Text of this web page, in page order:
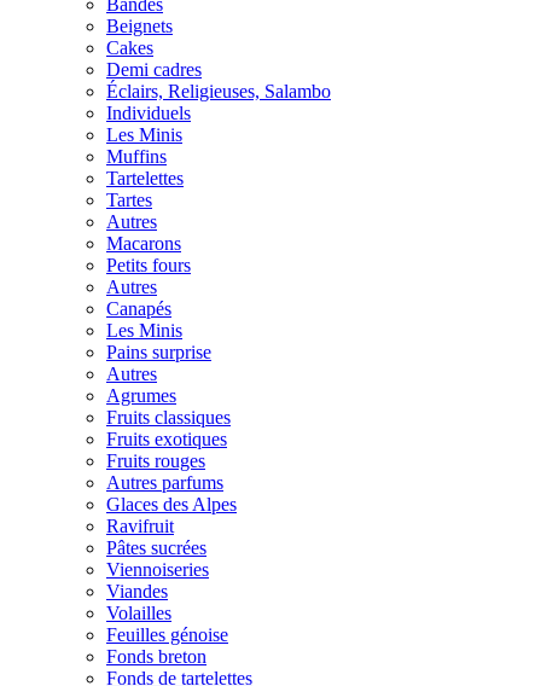
Bandes
Beignets
Cakes
Demi cadres
Éclairs, Religieuses, Salambo
Individuels
Les Minis
Muffins
Tartelettes
Tartes
Autres
Macarons
Petits fours
Autres
Canapés
Les Minis
Pains surprise
Autres
Agrumes
Fruits classiques
Fruits exotiques
Fruits rouges
Autres parfums
Glaces des Alpes
Ravifruit
Pâtes sucrées
Viennoiseries
Viandes
Volailles
Feuilles génoise
Fonds breton
Fonds de tartelettes